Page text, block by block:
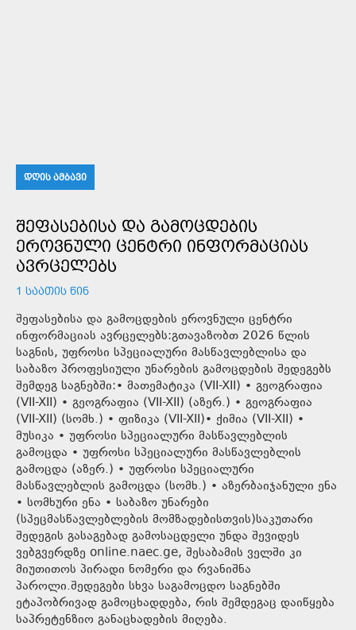
ᲓᲦᲘᲡ ᲐᲛᲑᲐᲕᲘ
ᲨᲔᲤᲐᲡᲔᲑᲘᲡᲐ ᲓᲐ ᲒᲐᲛᲝᲪᲓᲔᲑᲘᲡ
ᲔᲠᲝᲕᲜᲣᲚᲘ ᲪᲔᲜᲢᲠᲘ ᲘᲜᲤᲝᲠᲛᲐᲪᲘᲐᲡ
ᲐᲕᲠᲪᲔᲚᲔᲑᲡ
1 ᲡᲐᲐᲗᲘᲡ ᲬᲘᲜ
შეფასებისა და გამოცდების ეროვნული ცენტრი
ინფორმაციას ავრცელებს:გთავაზობთ 2026 წლის
საგნის, უფროსი სპეციალური მასწავლებლისა და
საბაზო პროფესიული უნარების გამოცდების შედეგებს
შემდეგ საგნებში:• მათემატიკა (VII-XII) • გეოგრაფია
(VII-XII) • გეოგრაფია (VII-XII) (აზერ.) • გეოგრაფია
(VII-XII) (სომხ.) • ფიზიკა (VII-XII)• ქიმია (VII-XII) •
მუსიკა • უფროსი სპეციალური მასწავლებლის
გამოცდა • უფროსი სპეციალური მასწავლებლის
გამოცდა (აზერ.) • უფროსი სპეციალური
მასწავლებლის გამოცდა (სომხ.) • აზერბაიჯანული ენა
• სომხური ენა • საბაზო უნარები
(სპეცმასწავლებლების მომზადებისთვის)საკუთარი
შედეგის გასაგებად გამოსაცდელი უნდა შევიდეს
ვებგვერდზე online.naec.ge, შესაბამის ველში კი
მიუთითოს პირადი ნომერი და რვანიშნა
პაროლი.შედეგები სხვა საგამოცდო საგნებში
ეტაპობრივად გამოცხადდება, რის შემდეგაც დაიწყება
საპრეტენზიო განაცხადების მიღება.